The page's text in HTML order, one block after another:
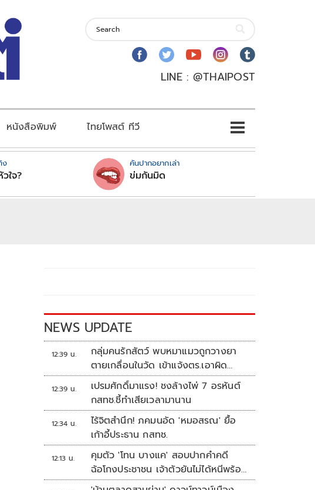
LINE : @THAIPOST
หนังสือพิมพ์ ไทยโพสต์ ทีวี
ง
ใจ?
คันปากอยากเล่า
ข่มกันมิด
NEWS UPDATE
12:39 น.
กลุ่มคนรักสัตว์ พบหมาแมวถูกวางยา
ตายเกลื่อนในวัด เข้าแจ้งตร.เอาผิด
ทารุณสัตว์
12:39 น.
เปรมศักดิ์มาแรง! ชงล้างไพ่ 7 อรหันต์
กสทช.ชี้ทำเสียเวลามานาน
12:34 น.
ไร้จิตสำนึก! ภคมนอัด 'หมอสรณ' ยื้อ
เก้าอี้ประธาน กสทช.
12:13 น.
คุมตัว 'โทน บางแค' สอบปากคำคดี
ฉ้อโกงประชาชน เจ้าตัวยันไม่ได้หนีพร้อม
สู้คดี